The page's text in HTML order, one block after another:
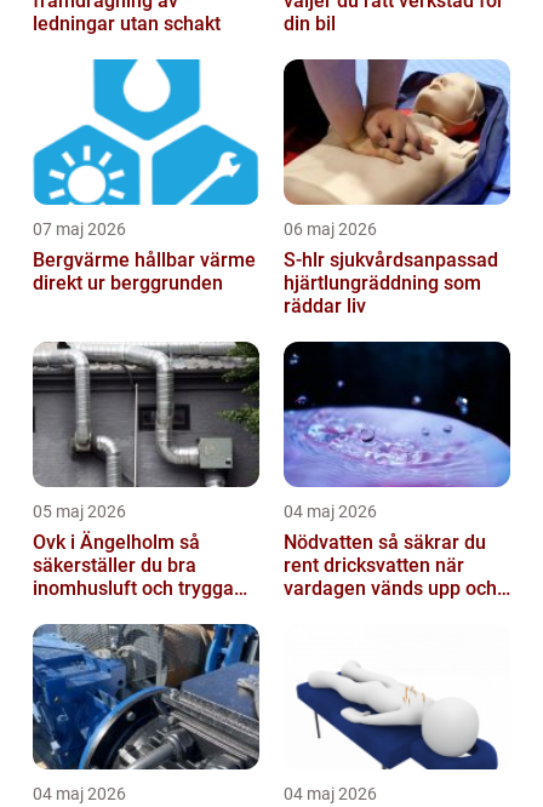
ledningar utan schakt
din bil
07 maj 2026
Bergvärme hållbar värme
direkt ur berggrunden
06 maj 2026
S-hlr sjukvårdsanpassad
hjärtlungräddning som
räddar liv
05 maj 2026
Ovk i Ängelholm så
säkerställer du bra
inomhusluft och trygga
04 maj 2026
Nödvatten så säkrar du
rent dricksvatten när
vardagen vänds upp och
04 maj 2026 04 maj 2026